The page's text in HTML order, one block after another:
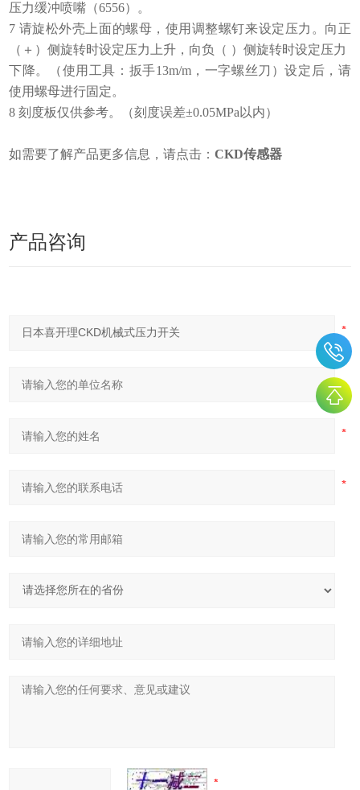
压力缓冲喷嘴（6556）。
7 请旋松外壳上面的螺母，使用调整螺钉来设定压力。向正
（＋）侧旋转时设定压力上升，向负（ ）侧旋转时设定压力
下降。（使用工具：扳手13m/m，一字螺丝刀）设定后，请
使用螺母进行固定。
8 刻度板仅供参考。（刻度误差±0.05MPa以内）
如需要了解产品更多信息，请点击：CKD传感器
产品咨询